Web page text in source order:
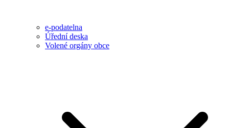
e-podatelna
Úřední deska
Volené orgány obce